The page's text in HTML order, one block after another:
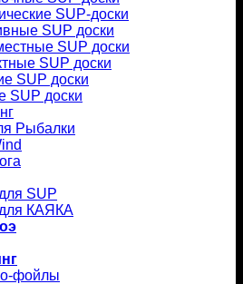
SUP-доски
SUP доски
SUP доски
SUP доски
SUP доски
SUP доски
Рыбалки
SUP
КАЯКА
фойлы